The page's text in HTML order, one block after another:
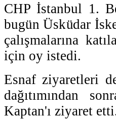
CHP İstanbul 1.
bugün Üsküdar
çalışmalarına
için oy istedi.
Esnaf ziyaretleri
dağıtımından
Kaptan'ı ziyaret